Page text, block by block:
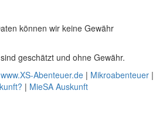
können wir keine Gewähr
geschätzt und ohne Gewähr.
www.XS-Abenteuer.de | Mikroabenteuer |
| MieSA Auskunft